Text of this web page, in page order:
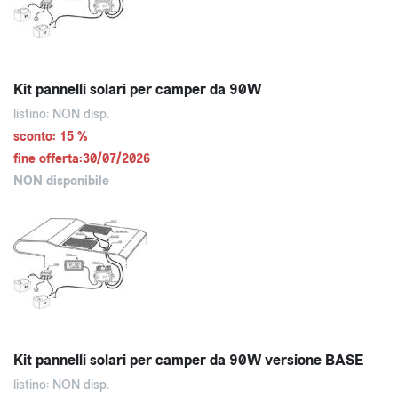
Kit pannelli solari per camper da 90W
listino: NON disp.
sconto: 15 %
fine offerta:30/07/2026
NON disponibile
Kit pannelli solari per camper da 90W versione BASE
listino: NON disp.